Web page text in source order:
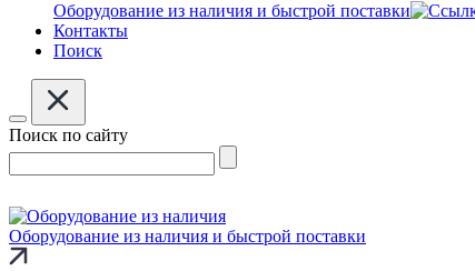
Оборудование из наличия и быстрой поставки
Контакты
Поиск
Поиск по сайту
Оборудование из наличия и быстрой поставки